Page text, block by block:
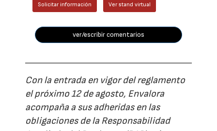
Solicitar información Ver stand virtual
ver/escribir comentarios
Con la entrada en vigor del reglamento
el próximo 12 de agosto, Envalora
acompaña a sus adheridas en las
obligaciones de la Responsabilidad